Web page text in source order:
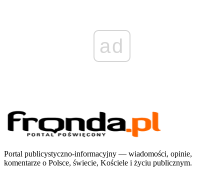
ad
Portal publicystyczno-informacyjny — wiadomości, opinie,
komentarze o Polsce, świecie, Kościele i życiu publicznym.